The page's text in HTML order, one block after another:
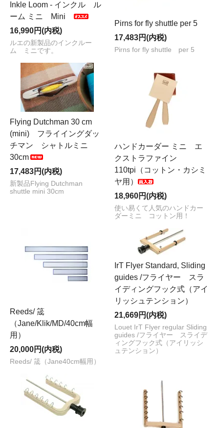
Inkle Loom - インクル ル
ーム ミニ Mini
16,990円(内税)
ルエの新製品のインクルー
ム ミニです。
Pirns for fly shuttle per 5
17,483円(内税)
Pirns for fly shuttle per 5
Flying Dutchman 30 cm
(mini) フライイングダッ
チマン シャトルミニ
30cm
17,483円(内税)
新製品Flying Dutchman
shuttle mini 30cm
ハンドカーダー ミニ エ
クストラファイン
110tpi（コットン・カシミ
ヤ用）
18,960円(内税)
使い易くて人気のハンドカー
ダーミニ コットン用！
Reeds/ 筬
（Jane/Klik/MD/40cm幅
用）
20,000円(内税)
Reeds/ 筬（Jane40cm幅用）
IrT Flyer Standard, Sliding
guides /フライヤー スラ
イディングフック式（アイ
リッシュテンション）
21,669円(内税)
Louet IrT Flyer regular Sliding
guides /フライヤー スライデ
ィングフック式（アイリッシ
ュテンション）